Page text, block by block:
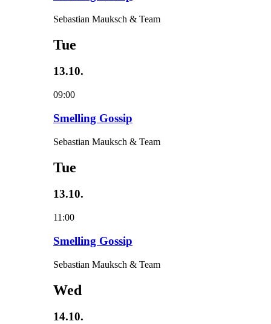
Sebastian Mauksch & Team
Tue
13.10.
09:00
Smelling Gossip
Sebastian Mauksch & Team
Tue
13.10.
11:00
Smelling Gossip
Sebastian Mauksch & Team
Wed
14.10.